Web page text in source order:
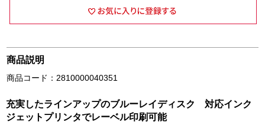
商品説明
商品コード：2810000040351
充実したラインアップのブルーレイディスク 対応インク
ジェットプリンタでレーベル印刷可能